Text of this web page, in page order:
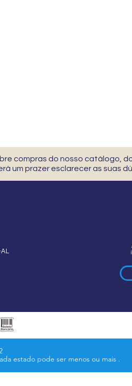
compras do nosso catálogo,
um prazer esclarecer as suas
0001-22
estado pode ser menos ou mais .